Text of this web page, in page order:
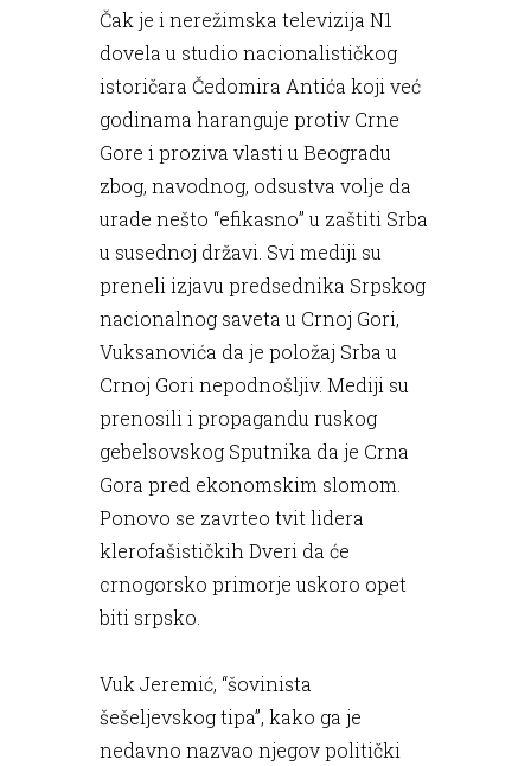
Čak je i nerežimska televizija N1
dovela u studio nacionalističkog
istoričara Čedomira Antića koji već
godinama haranguje protiv Crne
Gore i proziva vlasti u Beogradu
zbog, navodnog, odsustva volje da
urade nešto “efikasno” u zaštiti Srba
u susednoj državi. Svi mediji su
preneli izjavu predsednika Srpskog
nacionalnog saveta u Crnoj Gori,
Vuksanovića da je položaj Srba u
Crnoj Gori nepodnošljiv. Mediji su
prenosili i propagandu ruskog
gebelsovskog Sputnika da je Crna
Gora pred ekonomskim slomom.
Ponovo se zavrteo tvit lidera
klerofašističkih Dveri da će
crnogorsko primorje uskoro opet
biti srpsko.
Vuk Jeremić, “šovinista
šešeljevskog tipa”, kako ga je
nedavno nazvao njegov politički